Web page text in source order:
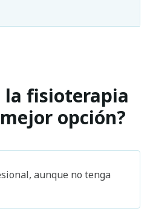
la fisioterapia
opción?
aunque no tenga